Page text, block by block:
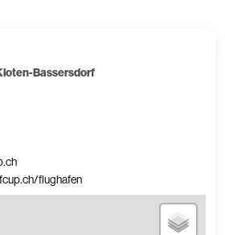
Bassersdorf
flughafen